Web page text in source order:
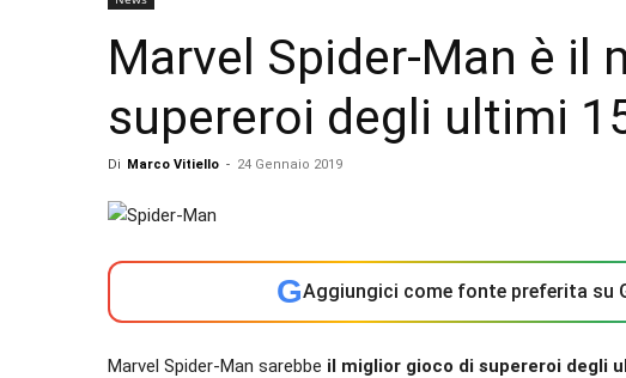
Marvel Spider-Man è il
supereroi degli ultimi
Di Marco Vitiello - 24 Gennaio 2019
GAggiungici come fonte preferita su
Marvel Spider-Man sarebbe il miglior gioco di supereroi degli